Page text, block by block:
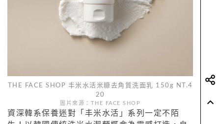
THE FACE SHOP 丰米水活米糠去角質洗面乳 150g NT.4
20
圖片來源：THE FACE SHOP
資深韓系保養迷對「丰米水活」系列一定不陌